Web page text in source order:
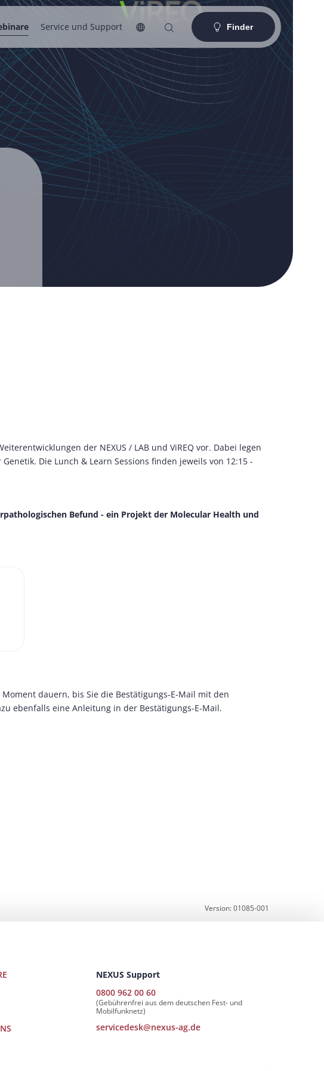
Service und Support Finder
der NEXUS / LAB und ViREQ vor. Dabei legen
Die Lunch & Learn Sessions finden jeweils von 12:15 -
Befund - ein Projekt der Molecular Health und
dauern, bis Sie die Bestätigungs-E-Mail mit den
ebenfalls eine Anleitung in der Bestätigungs-E-Mail.
Version: 01085-001
NEXUS Support
0800 962 00 60
(Gebührenfrei aus dem deutschen Fest- und
Mobilfunknetz)
servicedesk@nexus-ag.de